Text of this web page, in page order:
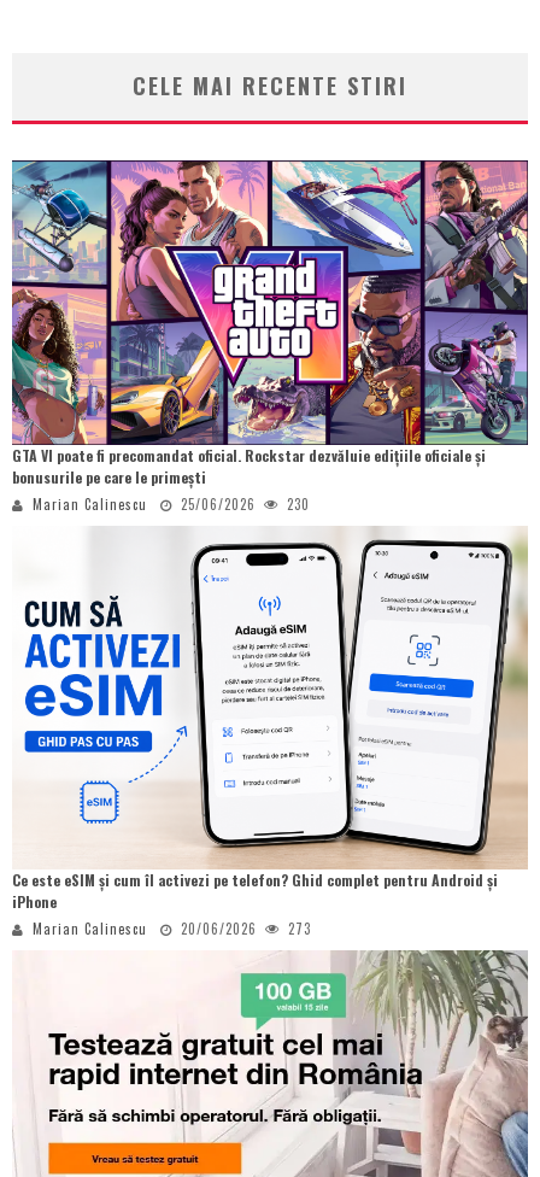
CELE MAI RECENTE STIRI
GTA VI poate fi precomandat oficial. Rockstar dezvăluie edițiile oficiale și
bonusurile pe care le primești
Marian Calinescu 25/06/2026 230
Ce este eSIM și cum îl activezi pe telefon? Ghid complet pentru Android și
iPhone
Marian Calinescu 20/06/2026 273